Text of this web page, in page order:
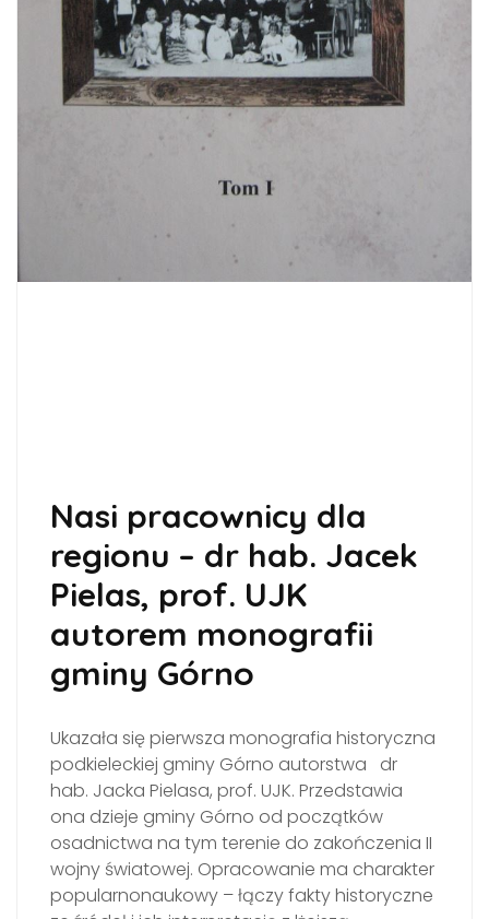
Nasi pracownicy dla
regionu – dr hab. Jacek
Pielas, prof. UJK
autorem monografii
gminy Górno
Ukazała się pierwsza monografia historyczna
podkieleckiej gminy Górno autorstwa dr
hab. Jacka Pielasa, prof. UJK. Przedstawia
ona dzieje gminy Górno od początków
osadnictwa na tym terenie do zakończenia II
wojny światowej. Opracowanie ma charakter
popularnonaukowy – łączy fakty historyczne